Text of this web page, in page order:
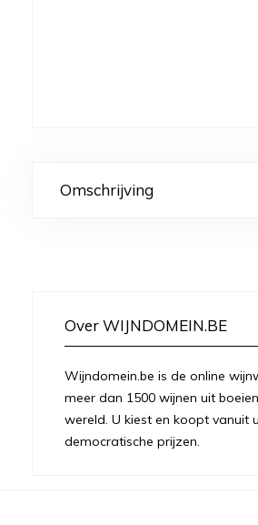
Omschrijving
Over WIJNDOMEIN.BE
Wijndomein.be is de online
meer dan 1500 wijnen uit
wereld. U kiest en koopt vanuit
democratische prijzen.